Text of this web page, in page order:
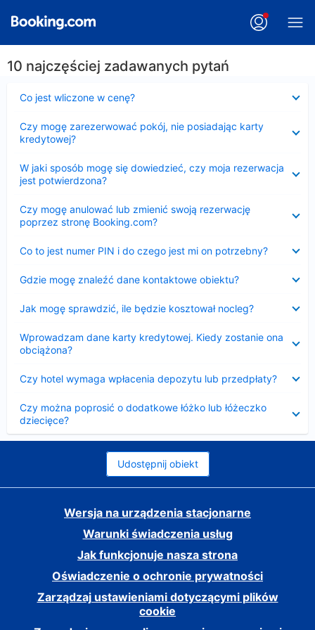
10 najczęściej zadawanych pytań
Co jest wliczone w cenę?
Czy mogę zarezerwować pokój, nie posiadając karty
kredytowej?
W jaki sposób mogę się dowiedzieć, czy moja rezerwacja
jest potwierdzona?
Czy mogę anulować lub zmienić swoją rezerwację
poprzez stronę Booking.com?
Co to jest numer PIN i do czego jest mi on potrzebny?
Gdzie mogę znaleźć dane kontaktowe obiektu?
Jak mogę sprawdzić, ile będzie kosztował nocleg?
Wprowadzam dane karty kredytowej. Kiedy zostanie ona
obciążona?
Czy hotel wymaga wpłacenia depozytu lub przedpłaty?
Czy można poprosić o dodatkowe łóżko lub łóżeczko
dziecięce?
Udostępnij obiekt
Wersja na urządzenia stacjonarne
Warunki świadczenia usług
Jak funkcjonuje nasza strona
Oświadczenie o ochronie prywatności
Zarządzaj ustawieniami dotyczącymi plików
cookie